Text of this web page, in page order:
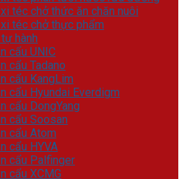
téc chở thức ăn chăn nuôi
téc chở thực phẩm
hành
cẩu UNIC
cẩu Tadano
cẩu KangLim
cẩu Hyundai Everdigm
cẩu DongYang
cẩu Soosan
cẩu Atom
cẩu HYVA
cẩu Palfinger
cẩu XCMG